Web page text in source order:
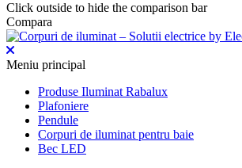
Click outside to hide the comparison bar
Compara
Meniu principal
Produse Iluminat Rabalux
Plafoniere
Pendule
Corpuri de iluminat pentru baie
Bec LED